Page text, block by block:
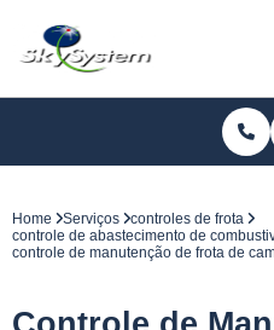
Home Serviços
controles de frota
controle de abastecimento de
controle de manutenção de frota de